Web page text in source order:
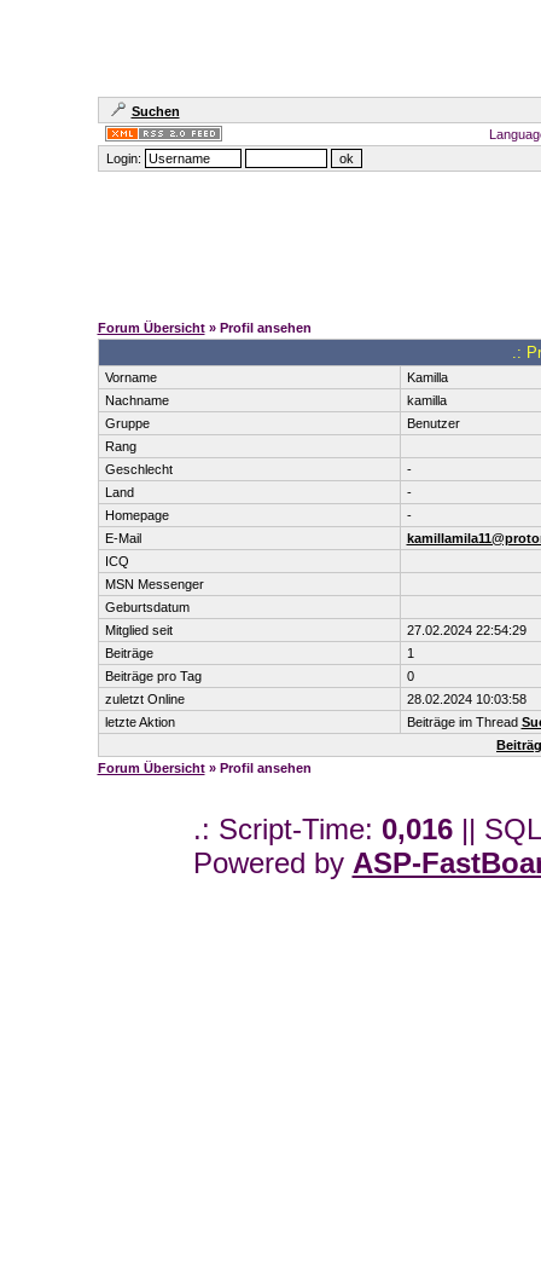
Suchen
Login:
Forum Übersicht» Profil ansehen
.:
Vorname
Kamilla
Nachname
kamilla
Gruppe
Benutzer
Rang
Geschlecht
-
Land
-
Homepage
-
E-Mail
ICQ
MSN Messenger
Geburtsdatum
Mitglied seit
27.02.2024 22:54:29
Beiträge
1
Beiträge pro Tag
0
zuletzt Online
28.02.2024 10:03:58
letzte Aktion
Beiträge im Thread
Forum Übersicht» Profil ansehen
.: Script-Time: 0,016||
Powered by ASP-